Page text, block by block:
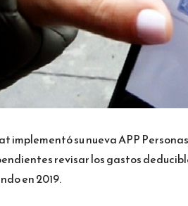
implementó su nueva APP
revisar los gastos
en 2019.